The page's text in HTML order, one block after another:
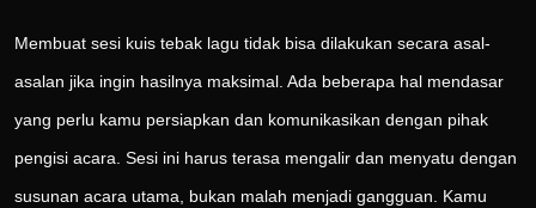
Membuat sesi kuis tebak lagu tidak bisa dilakukan secara asal-
asalan jika ingin hasilnya maksimal. Ada beberapa hal mendasar
yang perlu kamu persiapkan dan komunikasikan dengan pihak
pengisi acara. Sesi ini harus terasa mengalir dan menyatu dengan
susunan acara utama, bukan malah menjadi gangguan. Kamu